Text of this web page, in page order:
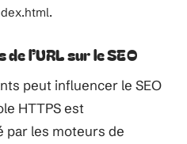
l’URL sur le SEO
peut influencer le SEO
HTTPS est
par les moteurs de